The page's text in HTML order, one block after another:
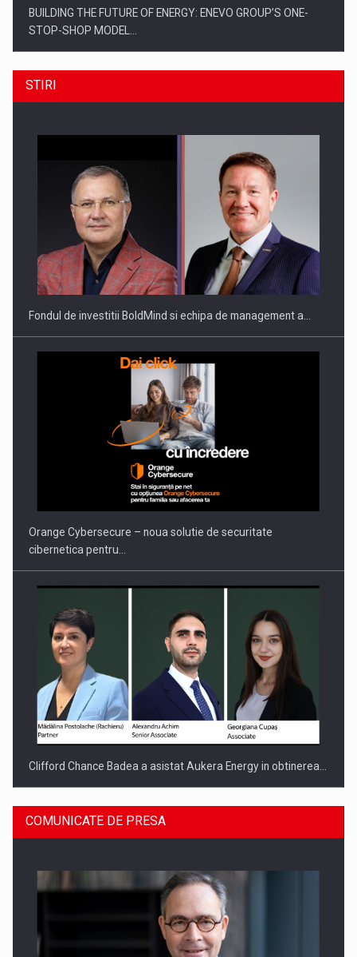
BUILDING THE FUTURE OF ENERGY: ENEVO GROUP’S ONE-
STOP-SHOP MODEL…
ROOTED IN ROMANIA, BUILT TO DELIVER TECHNOLOGY FOR
THE…
PUTTING ROMANIAN CORPORATE COMPANIES ON THE
INTERNATIONAL BUSINESS SCENE
STIRI
Fondul de investitii BoldMind si echipa de management a…
Orange Cybersecure – noua solutie de securitate
cibernetica pentru…
Clifford Chance Badea a asistat Aukera Energy in obtinerea…
COMUNICATE DE PRESA